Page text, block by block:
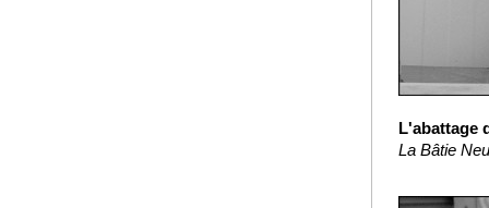
L'abattage
La Bâtie